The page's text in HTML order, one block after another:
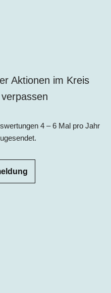
Aktionen im Kreis
4 – 6 Mal pro Jahr